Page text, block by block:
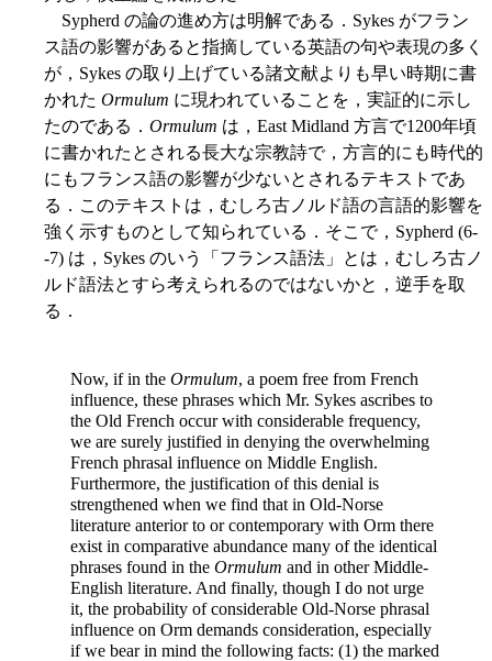
Sypherd の論の進め方は明解である．Sykes がフラン
ス語の影響があると指摘している英語の句や表現の多く
が，Sykes の取り上げている諸文献よりも早い時期に書
かれた Ormulum に現われていることを，実証的に示し
たのである． Ormulum は，East Midland 方言で1200年頃
に書かれたとされる長大な宗教詩で，方言的にも時代的
にもフランス語の影響が少ないとされるテキストであ
る．このテキストは，むしろ古ノルド語の言語的影響を
強く示すものとして知られている．そこで，Sypherd (6-
-7) は，Sykes のいう「フランス語法」とは，むしろ古ノ
ルド語法とすら考えられるのではないかと，逆手を取
る．
Now, if in the Ormulum, a poem free from French
influence, these phrases which Mr. Sykes ascribes to
the Old French occur with considerable frequency,
we are surely justified in denying the overwhelming
French phrasal influence on Middle English.
Furthermore, the justification of this denial is
strengthened when we find that in Old-Norse
literature anterior to or contemporary with Orm there
exist in comparative abundance many of the identical
phrases found in the Ormulum and in other Middle-
English literature. And finally, though I do not urge
it, the probability of considerable Old-Norse phrasal
influence on Orm demands consideration, especially
if we bear in mind the following facts: (1) the marked